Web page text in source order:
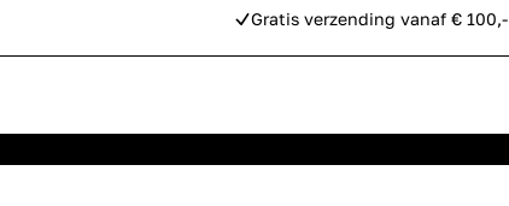
Gratis verzending vanaf € 100,-